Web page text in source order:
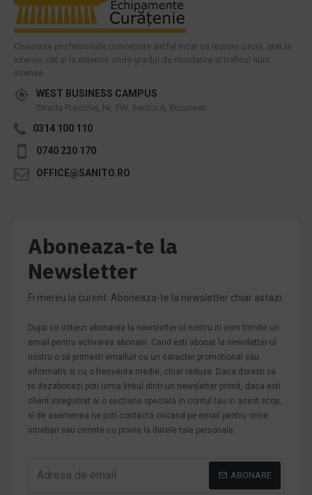
Covorase profesionale concepute astfel incat sa reziste uzurii, atat la
interior, cat si la exterior, unde gradul de murdarire si traficul sunt
intense.
WEST BUSINESS CAMPUS
Strada Preciziei, Nr, 3W, Sector 6, Bucuresti
0314 100 110
0740 230 170
OFFICE@SANITO.RO
Aboneaza-te la
Newsletter
Fi mereu la curent. Aboneaza-te la newsletter chiar astazi.
Dupa ce initiezi abonarea la newsletter-ul nostru iti vom trimite un
email pentru activarea abonarii. Cand esti abonat la newsletter-ul
nostru o sa primesti emailuri cu un caracter promotional sau
informativ si cu o frecventa medie, chiar redusa. Daca doresti sa
te dezabonezi poti urma linkul dintr-un newsletter primit, daca esti
client inregistrat ai o sectiune speciala in contul tau in acest scop,
si de asemenea ne poti contacta oricand pe email pentru orice
intrebari sau cerinte cu privire la datele tale personale.
ABONARE